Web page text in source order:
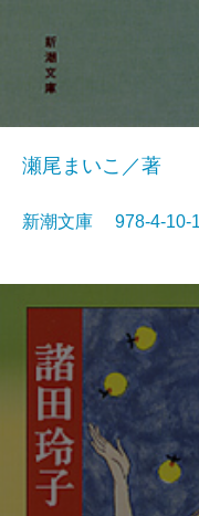
瀬尾まいこ／著
新潮文庫 978-4-